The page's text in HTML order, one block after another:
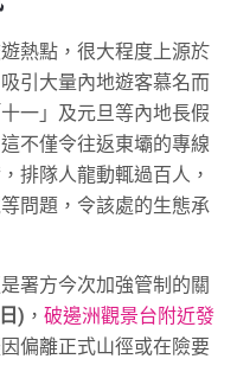
熱點，很大程度上源於
引大量內地遊客慕名而
一」及元旦等內地長假
這不僅令往返東壩的專線
排隊人龍動輒過百人，
問題，令該處的生態承
署方今次加強管制的關
) ，破邊洲觀景台附近發
偏離正式山徑或在險要